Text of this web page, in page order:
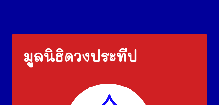
มูลนิธิดวงประทีป